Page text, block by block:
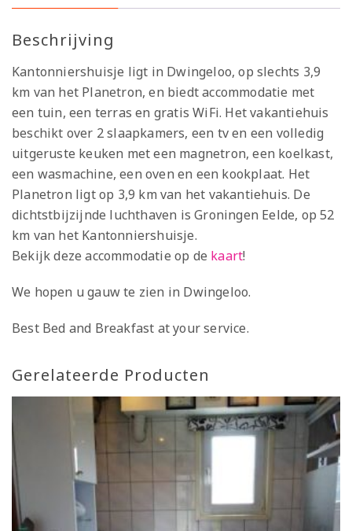
Beschrijving
Kantonniershuisje ligt in Dwingeloo, op slechts 3,9
km van het Planetron, en biedt accommodatie met
een tuin, een terras en gratis WiFi. Het vakantiehuis
beschikt over 2 slaapkamers, een tv en een volledig
uitgeruste keuken met een magnetron, een koelkast,
een wasmachine, een oven en een kookplaat. Het
Planetron ligt op 3,9 km van het vakantiehuis. De
dichtstbijzijnde luchthaven is Groningen Eelde, op 52
km van het Kantonniershuisje.
Bekijk deze accommodatie op de kaart!
We hopen u gauw te zien in Dwingeloo.
Best Bed and Breakfast at your service.
Gerelateerde Producten